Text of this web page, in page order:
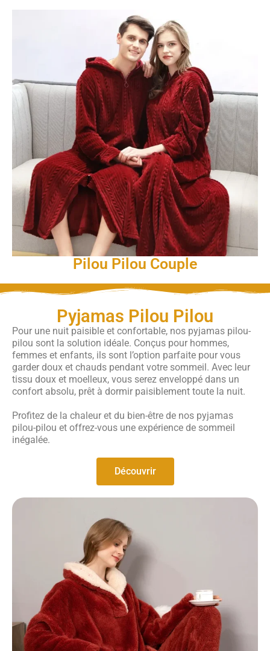
Pilou Pilou Couple
Pyjamas Pilou Pilou
Pour une nuit paisible et confortable, nos pyjamas pilou-
pilou sont la solution idéale. Conçus pour hommes,
femmes et enfants, ils sont l’option parfaite pour vous
garder doux et chauds pendant votre sommeil. Avec leur
tissu doux et moelleux, vous serez enveloppé dans un
confort absolu, prêt à dormir paisiblement toute la nuit.
Profitez de la chaleur et du bien-être de nos pyjamas
pilou-pilou et offrez-vous une expérience de sommeil
inégalée.
Découvrir